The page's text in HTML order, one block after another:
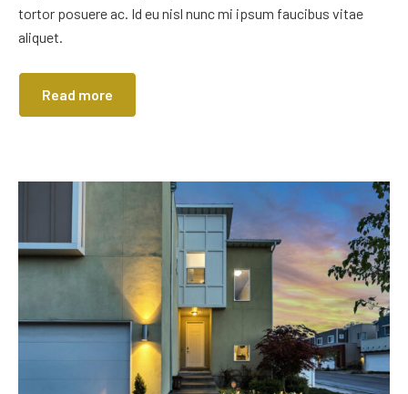
tortor posuere ac. Id eu nisl nunc mi ipsum faucibus vitae
aliquet.
Read more